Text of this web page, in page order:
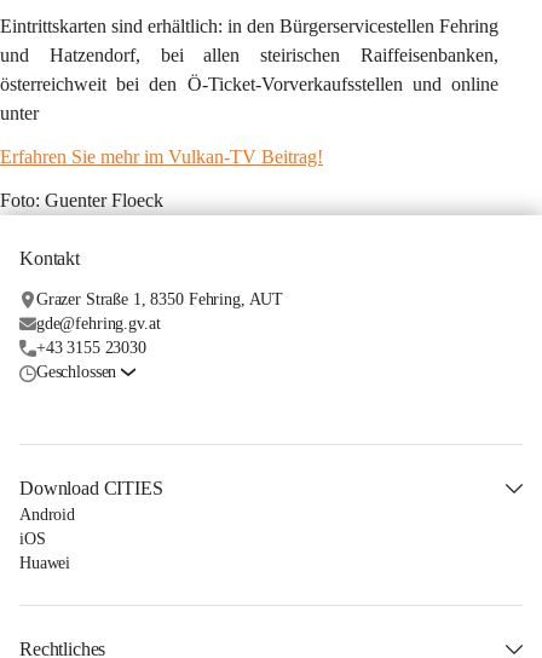
Eintrittskarten sind erhältlich: in den Bürgerservicestellen Fehring
und Hatzendorf, bei allen steirischen Raiffeisenbanken,
österreichweit bei den Ö-Ticket-Vorverkaufsstellen und online
unter
Erfahren Sie mehr im Vulkan-TV Beitrag!
Foto: Guenter Floeck
Kontakt
Grazer Straße 1, 8350 Fehring, AUT
gde@fehring.gv.at
+43 3155 23030
Geschlossen
Download CITIES
Android
iOS
Huawei
Rechtliches